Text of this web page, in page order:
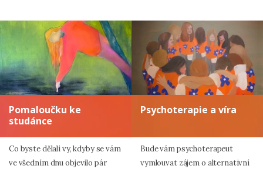
Pomaloučku ke
studánce
Co byste dělali vy, kdyby se vám
ve všedním dnu objevilo pár
Psychoterapie a víra
Bude vám psychoterapeut
vymlouvat zájem o alternativní